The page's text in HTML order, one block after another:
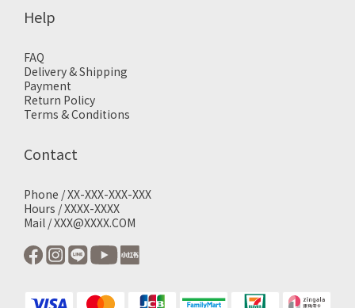
Help
FAQ
Delivery & Shipping
Payment
Return Policy
Terms & Conditions
Contact
Phone / XX-XXX-XXX-XXX
Hours / XXXX-XXXX
Mail / XXX@XXXX.COM